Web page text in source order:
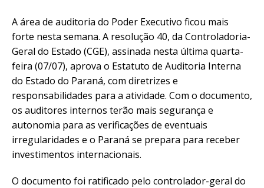
A área de auditoria do Poder Executivo ficou mais
forte nesta semana. A resolução 40, da Controladoria-
Geral do Estado (CGE), assinada nesta última quarta-
feira (07/07), aprova o Estatuto de Auditoria Interna
do Estado do Paraná, com diretrizes e
responsabilidades para a atividade. Com o documento,
os auditores internos terão mais segurança e
autonomia para as verificações de eventuais
irregularidades e o Paraná se prepara para receber
investimentos internacionais.
O documento foi ratificado pelo controlador-geral do